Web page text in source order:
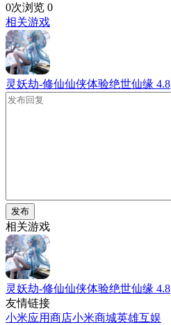
0次浏览 0
相关游戏
灵妖劫-修仙仙侠体验绝世仙缘 4.8
发布
相关游戏
灵妖劫-修仙仙侠体验绝世仙缘 4.8
友情链接
小米应用商店小米商城英雄互娱